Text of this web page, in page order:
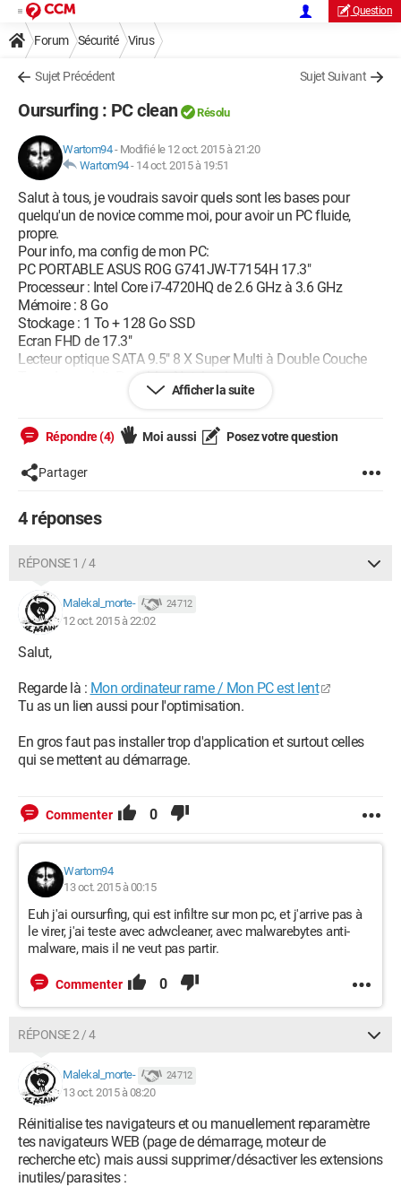
Question
Forum Sécurité Virus
Sujet Précédent Sujet Suivant
Oursurfing : PC clean Résolu
Wartom94- Modifié le 12 oct. 2015 à 21:20
Wartom94- 14 oct. 2015 à 19:51
Salut à tous, je voudrais savoir quels sont les bases pour
quelqu'un de novice comme moi, pour avoir un PC fluide,
propre.
Pour info, ma config de mon PC:
PC PORTABLE ASUS ROG G741JW-T7154H 17.3"
Processeur : Intel Core i7-4720HQ de 2.6 GHz à 3.6 GHz
Mémoire : 8 Go
Stockage : 1 To + 128 Go SSD
Ecran FHD de 17.3"
Lecteur optique SATA 9.5" 8 X Super Multi à Double Couche
Type de produit: Portable - Notebook
Resolution écran: Rétro-éclairage par LED
Système d'exploitation: Windows 8.1 64 bits
Chipset: Mobile Intel HM87 Express
Mémoire cache externe: 6 Mo
Type de mémoire RAM installée: DRAM DDR3L
Capacité du disque dur: 1 To
Vitesse de rotation du disque dur: 7200 tours/min
Carte graphique: NVIDIA GeForce GTX960M (N16P-GX)
Mémoire vidéo dédiée: 2048 Mo
Afficher la suite
Répondre (4) Moi aussi Posez votre question
Partager
4 réponses
RÉPONSE 1 / 4
Malekal_morte- 24 712
12 oct. 2015 à 22:02
Salut,
Regarde là : Mon ordinateur rame / Mon PC est lent
Tu as un lien aussi pour l'optimisation.
En gros faut pas installer trop d'application et surtout celles
qui se mettent au démarrage.
Commenter 0
Wartom94
13 oct. 2015 à 00:15
Euh j'ai oursurfing, qui est infiltre sur mon pc, et j'arrive pas à
le virer, j'ai teste avec adwcleaner, avec malwarebytes anti-
malware, mais il ne veut pas partir.
Commenter 0
RÉPONSE 2 / 4
Malekal_morte- 24 712
13 oct. 2015 à 08:20
Réinitialise tes navigateurs et ou manuellement reparamètre
tes navigateurs WEB (page de démarrage, moteur de
recherche etc) mais aussi supprimer/désactiver les extensions
inutiles/parasites :